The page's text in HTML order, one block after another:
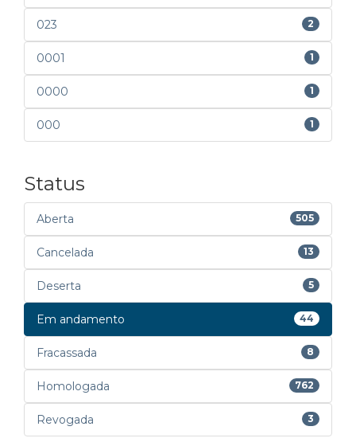
023 2
0001 1
0000 1
000 1
Status
Aberta 505
Cancelada 13
Deserta 5
Em andamento 44
Fracassada 8
Homologada 762
Revogada 3